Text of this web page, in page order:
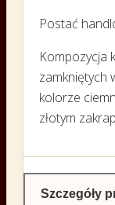
Postać
Kompozycja
zamkniętych
kolorze
złotym
Szczegóły